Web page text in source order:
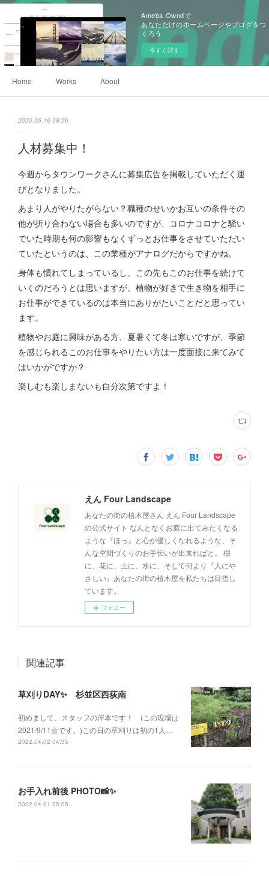
Ameba Owndで
あなただけのホームページやブログをつ
くろう
今すぐ試す
Home Works About
2020.06.16 08:56
人材募集中！
今週からタウンワークさんに募集広告を掲載していただく運
びとなりました。
あまり人がやりたがらない？職種のせいかお互いの条件その
他が折り合わない場合も多いのですが、コロナコロナと騒い
でいた時期も何の影響もなくずっとお仕事をさせていただい
ていたというのは、この業種がアナログだからですかね。
身体も慣れてしまっているし、この先もこのお仕事を続けて
いくのだろうとは思いますが、植物が好きで生き物を相手に
お仕事ができているのは本当にありがたいことだと思ってい
ます。
植物やお庭に興味がある方、夏暑くて冬は寒いですが、季節
を感じられるこのお仕事をやりたい方は一度面接に来てみて
はいかがですか？
楽しむも楽しまないも自分次第ですよ！
えん Four Landscape
あなたの街の植木屋さん えん Four Landscape
の公式サイト なんとなくお庭に出てみたくなる
ような『ほっ』と心が優しくなれるような、そ
んな空間づくりのお手伝いが出来ればと。 樹
に、花に、土に、水に、そして何より『人にや
さしい』あなたの街の植木屋を私たちは目指し
ています。
フォロー
関連記事
草刈りDAY✨ 杉並区西荻南
初めまして、スタッフの岸本です！ (この現場は
2021/9/11🌼です。)この日の草刈りは初の1人…
2022.04.02 04:35
お手入れ前後 PHOTO📸✨
2022.04.01 05:05